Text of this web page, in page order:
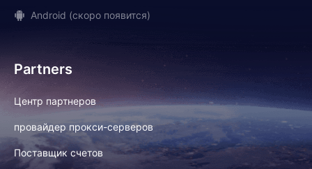
Android (скоро появится)
Partners
Центр партнеров
провайдер прокси-серверов
Поставщик счетов